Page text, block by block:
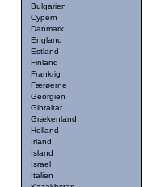
Bulgarien
Cypern
Danmark
England
Estland
Finland
Frankrig
Færøerne
Georgien
Gibraltar
Grækenland
Holland
Irland
Island
Israel
Italien